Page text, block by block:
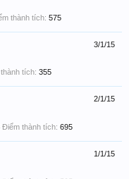
thành tích: 575
3/1/15
tích: 355
2/1/15
Điểm thành tích: 695
1/1/15